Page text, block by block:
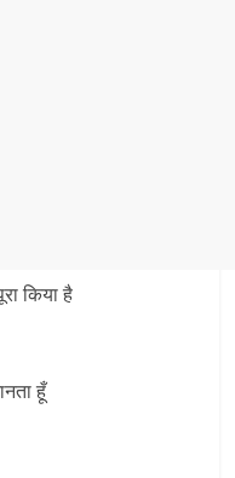
किया है
हूँ